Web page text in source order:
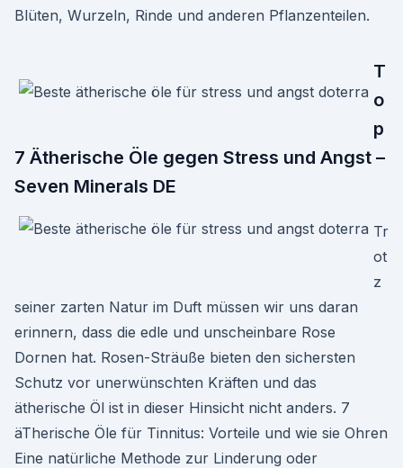
Blüten, Wurzeln, Rinde und anderen Pflanzenteilen.
T
o
p
7 Ätherische Öle gegen Stress und Angst –
Seven Minerals DE
Tr
ot
z
seiner zarten Natur im Duft müssen wir uns daran
erinnern, dass die edle und unscheinbare Rose
Dornen hat. Rosen-Sträuße bieten den sichersten
Schutz vor unerwünschten Kräften und das
ätherische Öl ist in dieser Hinsicht nicht anders. 7
äTherische Öle für Tinnitus: Vorteile und wie sie Ohren
Eine natürliche Methode zur Linderung oder